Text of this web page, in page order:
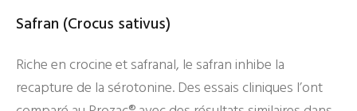
Safran (Crocus sativus)
Riche en crocine et safranal, le safran inhibe la
recapture de la sérotonine. Des essais cliniques l’ont